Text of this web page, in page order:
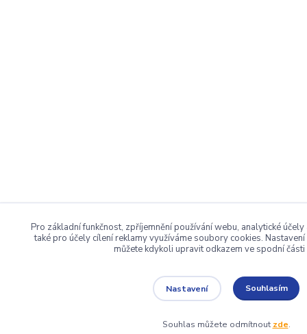
Pro základní funkčnost, zpříjemnění používání webu, analytické
také pro účely cílení reklamy využíváme soubory cookies.
můžete kdykoli upravit odkazem ve spodní části
Nastavení Souhlasím
Souhlas můžete odmítnout zde.